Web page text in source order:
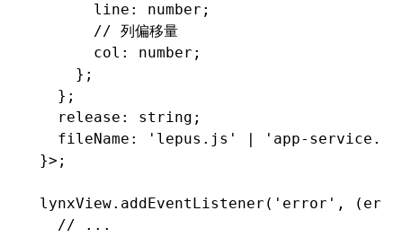
      line
: number ;
      // 列偏移量
      col
: number ;
    };
  };
  release
: string ;
  fileName
: 'lepus.js' |
'app-
}>;
lynxView.addEventListener ( 'error' , (err
  // ...